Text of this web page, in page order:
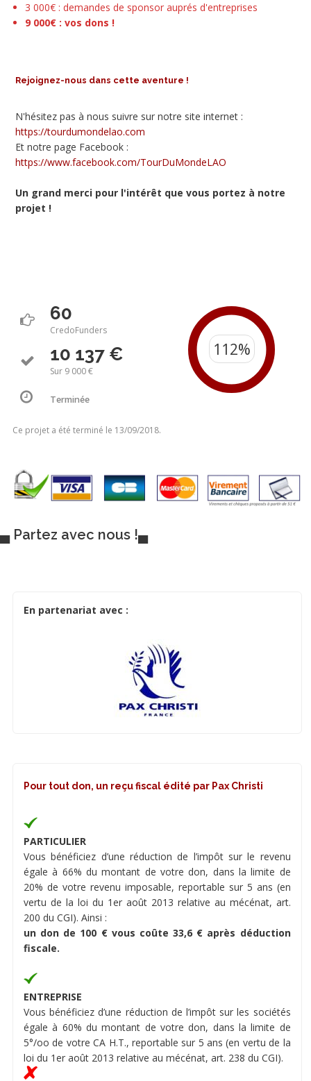
3 000€ : demandes de sponsor auprés d'entreprises
9 000€ : vos dons !
Rejoignez-nous dans cette aventure !
N'hésitez pas à nous suivre sur notre site internet :
https://tourdumondelao.com
Et notre page Facebook :
https://www.facebook.com/TourDuMondeLAO
Un grand merci pour l'intérêt que vous portez à notre
projet !
60
CredoFunders
10 137 €
Sur 9 000 €
Terminée
Ce projet a été terminé le 13/09/2018.
▄ Partez avec nous !▄
En partenariat avec :
Pour tout don, un reçu fiscal édité par Pax Christi
PARTICULIER
Vous bénéficiez d’une réduction de l’impôt sur le revenu
égale à 66% du montant de votre don, dans la limite de
20% de votre revenu imposable, reportable sur 5 ans (en
vertu de la loi du 1er août 2013 relative au mécénat, art.
200 du CGI). Ainsi :
un don de 100 € vous coûte 33,6 € après déduction
fiscale.
ENTREPRISE
Vous bénéficiez d’une réduction de l’impôt sur les sociétés
égale à 60% du montant de votre don, dans la limite de
5°/oo de votre CA H.T., reportable sur 5 ans (en vertu de la
loi du 1er août 2013 relative au mécénat, art. 238 du CGI).